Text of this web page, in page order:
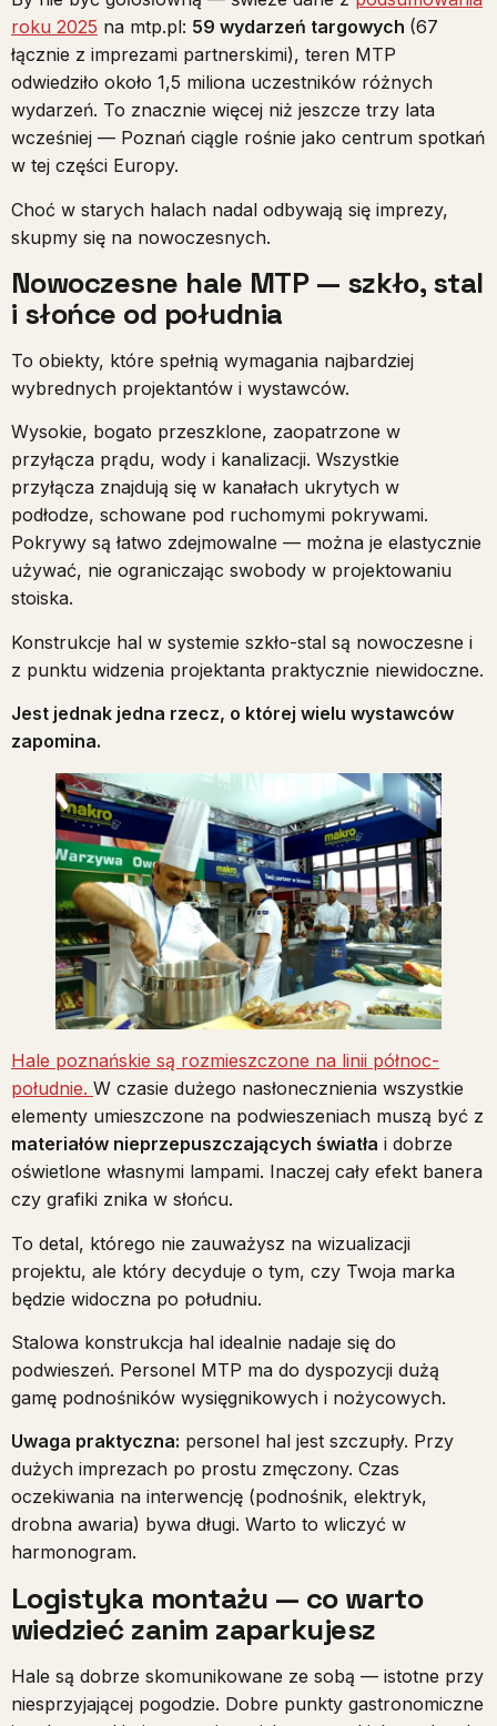
roku 2025 na mtp.pl: 59 wydarzeń targowych (67
łącznie z imprezami partnerskimi), teren MTP
odwiedziło około 1,5 miliona uczestników różnych
wydarzeń. To znacznie więcej niż jeszcze trzy lata
wcześniej — Poznań ciągle rośnie jako centrum spotkań
w tej części Europy.
Choć w starych halach nadal odbywają się imprezy,
skupmy się na nowoczesnych.
Nowoczesne hale MTP — szkło, stal
i słońce od południa
To obiekty, które spełnią wymagania najbardziej
wybrednych projektantów i wystawców.
Wysokie, bogato przeszklone, zaopatrzone w
przyłącza prądu, wody i kanalizacji. Wszystkie
przyłącza znajdują się w kanałach ukrytych w
podłodze, schowane pod ruchomymi pokrywami.
Pokrywy są łatwo zdejmowalne — można je elastycznie
używać, nie ograniczając swobody w projektowaniu
stoiska.
Konstrukcje hal w systemie szkło-stal są nowoczesne i
z punktu widzenia projektanta praktycznie niewidoczne.
Jest jednak jedna rzecz, o której wielu wystawców
zapomina.
Hale poznańskie są rozmieszczone na linii północ-
południe. W czasie dużego nasłonecznienia wszystkie
elementy umieszczone na podwieszeniach muszą być z
materiałów nieprzepuszczających światła i dobrze
oświetlone własnymi lampami. Inaczej cały efekt banera
czy grafiki znika w słońcu.
To detal, którego nie zauważysz na wizualizacji
projektu, ale który decyduje o tym, czy Twoja marka
będzie widoczna po południu.
Stalowa konstrukcja hal idealnie nadaje się do
podwieszeń. Personel MTP ma do dyspozycji dużą
gamę podnośników wysięgnikowych i nożycowych.
Uwaga praktyczna: personel hal jest szczupły. Przy
dużych imprezach po prostu zmęczony. Czas
oczekiwania na interwencję (podnośnik, elektryk,
drobna awaria) bywa długi. Warto to wliczyć w
harmonogram.
Logistyka montażu — co warto
wiedzieć zanim zaparkujesz
Hale są dobrze skomunikowane ze sobą — istotne przy
niesprzyjającej pogodzie. Dobre punkty gastronomiczne